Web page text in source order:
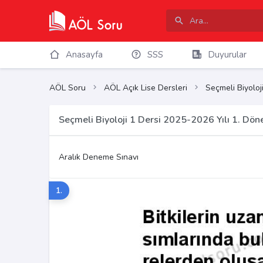
Anasayfa SSS Duyurular
AÖL Soru AÖL Açık Lise Dersleri Seçmeli
Seçmeli Biyoloji 1 Dersi 2025-2026 Yılı 1.
Aralık Deneme Sınavı
1.